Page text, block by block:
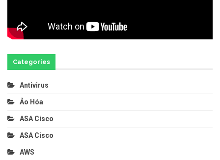
Categories
Antivirus
Ảo Hóa
ASA Cisco
ASA Cisco
AWS